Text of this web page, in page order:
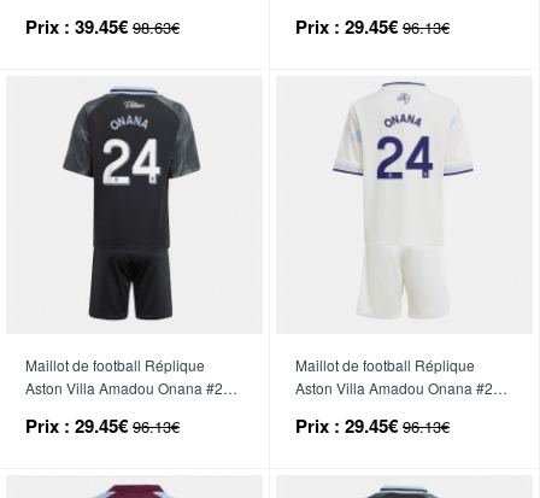
Enfant 2025-26 Manche Longue
Prix : 39.45€ 98.63€
Manche Courte (+ Pantalon
Prix : 29.45€ 96.13€
Maillot de football Réplique
Aston Villa Amadou Onana #24
Manche Courte (+ Pantalon
Prix : 29.45€ 96.13€
Maillot de football Réplique
Aston Villa Amadou Onana #24
Manche Courte (+ Pantalon
Prix : 29.45€ 96.13€